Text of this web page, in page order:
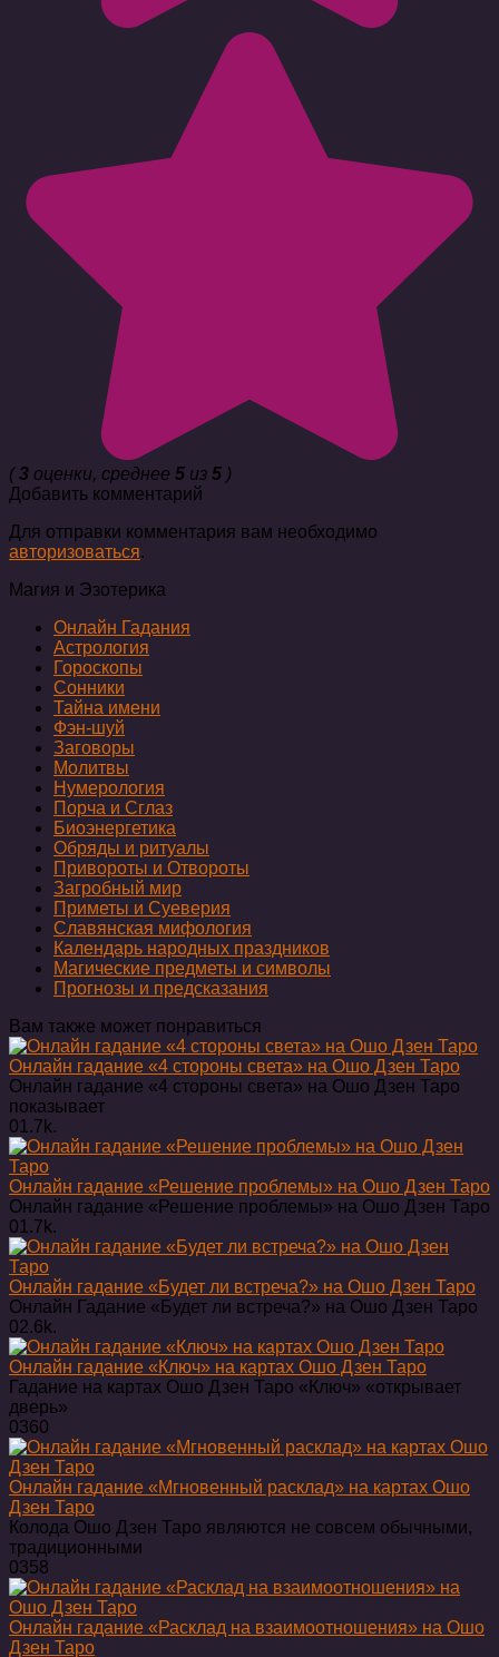
(3 оценки, среднее 5 из 5 )
Добавить комментарий
Для отправки комментария вам необходимо
авторизоваться.
Магия и Эзотерика
Онлайн Гадания
Астрология
Гороскопы
Сонники
Тайна имени
Фэн-шуй
Заговоры
Молитвы
Нумерология
Порча и Сглаз
Биоэнергетика
Обряды и ритуалы
Привороты и Отвороты
Загробный мир
Приметы и Суеверия
Славянская мифология
Календарь народных праздников
Магические предметы и символы
Прогнозы и предсказания
Вам также может понравиться
Онлайн гадание «4 стороны света» на Ошо Дзен Таро
Онлайн гадание «4 стороны света» на Ошо Дзен Таро
показывает
01.7k.
Онлайн гадание «Решение проблемы» на Ошо Дзен Таро
Онлайн гадание «Решение проблемы» на Ошо Дзен Таро
01.7k.
Онлайн гадание «Будет ли встреча?» на Ошо Дзен Таро
Онлайн Гадание «Будет ли встреча?» на Ошо Дзен Таро
02.6k.
Онлайн гадание «Ключ» на картах Ошо Дзен Таро
Гадание на картах Ошо Дзен Таро «Ключ» «открывает
дверь»
0360
Онлайн гадание «Мгновенный расклад» на картах Ошо
Дзен Таро
Колода Ошо Дзен Таро являются не совсем обычными,
традиционными
0358
Онлайн гадание «Расклад на взаимоотношения» на Ошо
Дзен Таро